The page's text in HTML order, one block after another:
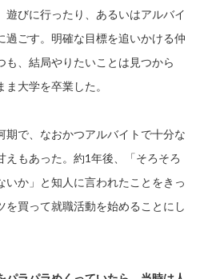
遊びに行ったり、あるいはアルバイ
過ごす。明確な目標を追いかける仲
も、結局やりたいことは見つから
大学を卒業した。
期で、なおかつアルバイトで十分な
えもあった。約1年後、「そろそろ
いか」と知人に言われたことをきっ
を買って就職活動を始めることにし